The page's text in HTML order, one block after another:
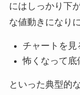
にはしっかり下
な値動きになり
チャートを見
怖くなって底
といった典型的